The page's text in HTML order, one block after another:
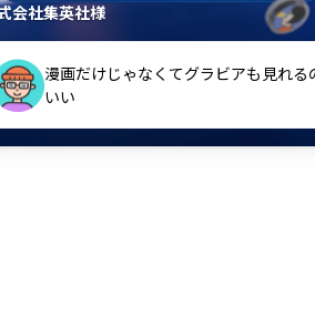
会社集英社様
漫画だけじゃなくてグラビアも見れる
いい
紙の雑誌買うより安くて助かる